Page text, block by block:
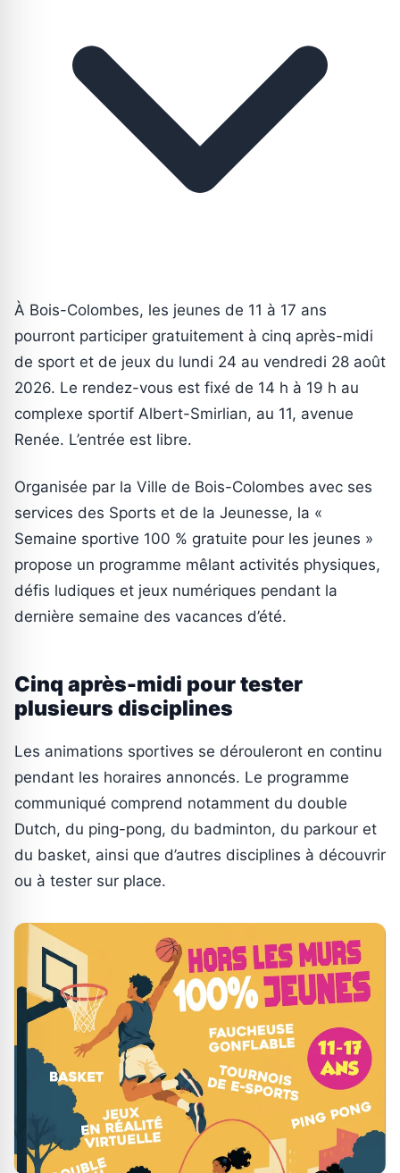
À Bois-Colombes, les jeunes de 11 à 17 ans
pourront participer gratuitement à cinq après-midi
de sport et de jeux du lundi 24 au vendredi 28 août
2026. Le rendez-vous est fixé de 14 h à 19 h au
complexe sportif Albert-Smirlian, au 11, avenue
Renée. L’entrée est libre.
Organisée par la Ville de Bois-Colombes avec ses
services des Sports et de la Jeunesse, la «
Semaine sportive 100 % gratuite pour les jeunes »
propose un programme mêlant activités physiques,
défis ludiques et jeux numériques pendant la
dernière semaine des vacances d’été.
Cinq après-midi pour tester
plusieurs disciplines
Les animations sportives se dérouleront en continu
pendant les horaires annoncés. Le programme
communiqué comprend notamment du double
Dutch, du ping-pong, du badminton, du parkour et
du basket, ainsi que d’autres disciplines à découvrir
ou à tester sur place.